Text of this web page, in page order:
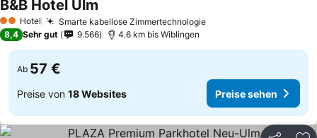
2 Sterne
Hotel Smarte kabellose ZimmertechnologiePreise sehen
B&B Hotel Ulm
8,4 Sehr gut 9.566 4.6 km bis Wiblingen
Ab 57 €
Preise von 18 Websites Preise sehen